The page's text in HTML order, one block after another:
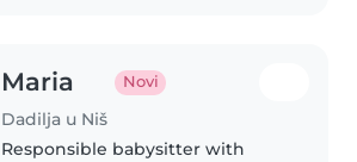
Maria Novi
Dadilja u Niš
Responsible babysitter with